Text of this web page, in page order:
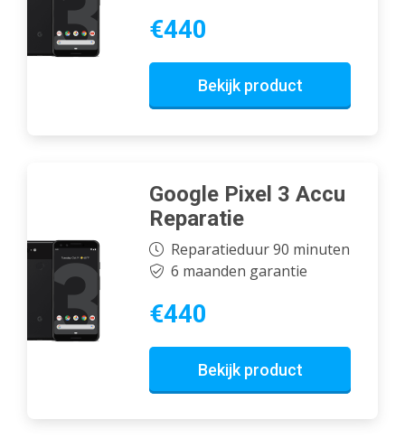
€440
Bekijk product
Google Pixel 3 Accu
Reparatie
Reparatieduur 90 minuten
6 maanden garantie
€440
Bekijk product